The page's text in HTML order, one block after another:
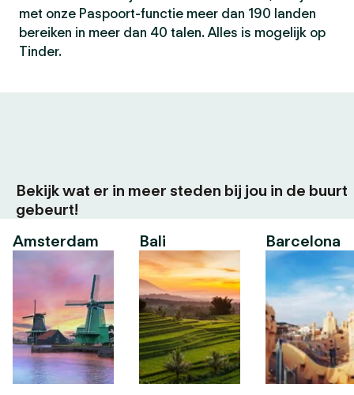
met onze Paspoort-functie meer dan 190 landen
bereiken in meer dan 40 talen. Alles is mogelijk op
Tinder.
Bekijk wat er in meer steden bij jou in de buurt
gebeurt!
Amsterdam
Bali Barcelona